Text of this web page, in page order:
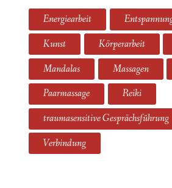
Energiearbeit
Kunst
Körperarbeit
Mandalas
Massagen
Paarmassage
Reiki
traumasensitive Gesprächsführung
Verbindung